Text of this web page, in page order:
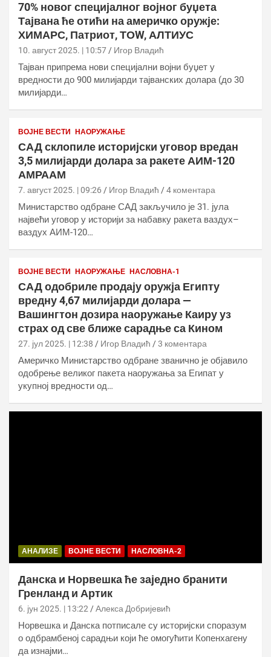
70% новог специјалног војног буџета
Тајвана ће отићи на америчко оружје:
ХИМАРС, Патриот, ТОW, АЛТИУС
10. август 2025. | 10:57 Игор Владић
Тајван припрема нови специјални војни буџет у
вредности до 900 милијарди тајванских долара (до 30
милијарди…
ВОЈНЕ ВЕСТИ НАОРУЖАЊЕ
САД склопиле историјски уговор вредан
3,5 милијарди долара за ракете АИМ-120
АМРААМ
7. август 2025. | 09:26 Игор Владић 4 коментара
Министарство одбране САД закључило је 31. јула
највећи уговор у историји за набавку ракета ваздух–
ваздух АИМ-120…
ВОЈНЕ ВЕСТИ НАОРУЖАЊЕ НАСЛОВНА-1
САД одобриле продају оружја Египту
вредну 4,67 милијарди долара —
Вашингтон дозира наоружање Каиру уз
страх од све ближе сарадње са Кином
27. јул 2025. | 12:38 Игор Владић 3 коментара
Америчко Министарство одбране званично је објавило
одобрење великог пакета наоружања за Египат у
укупној вредности од…
АНАЛИЗЕ ВОЈНЕ ВЕСТИ НАСЛОВНА-2
Данска и Норвешка ће заједно бранити
Гренланд и Артик
6. јун 2025. | 13:22 Алекса Добријевић
Норвешка и Данска потписале су историјски споразум
о одбрамбеној сарадњи који ће омогућити Копенхагену
да изнајми…